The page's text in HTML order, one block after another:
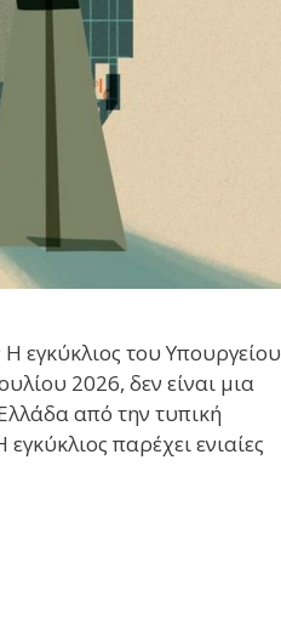
εγκύκλιος του Υπουργείου
2026, δεν είναι μια
από την τυπική
παρέχει ενιαίες